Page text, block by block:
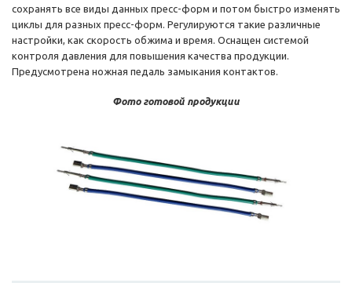
сохранять все виды данных пресс-форм и потом быстро изменять
циклы для разных пресс-форм. Регулируются такие различные
настройки, как скорость обжима и время. Оснащен системой
контроля давления для повышения качества продукции.
Предусмотрена ножная педаль замыкания контактов.
Фото готовой продукции